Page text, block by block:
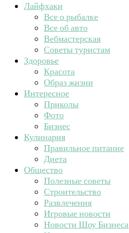
Лайфхаки
Все о рыбалке
Все об авто
Вебмастерская
Советы туристам
Здоровье
Красота
Образ жизни
Интересное
Приколы
Фото
Бизнес
Кулинария
Правильное питание
Диета
Общество
Полезные советы
Строительство
Развлечения
Игровые новости
Новости Шоу Бизнеса